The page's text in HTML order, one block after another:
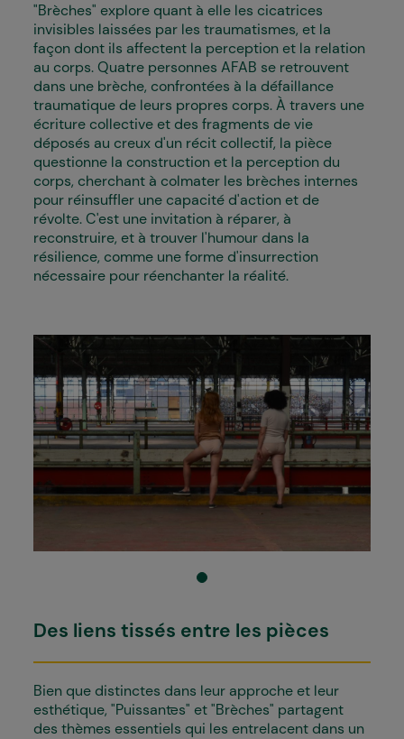
"Brèches" explore quant à elle les cicatrices
invisibles laissées par les traumatismes, et la
façon dont ils affectent la perception et la relation
au corps. Quatre personnes AFAB se retrouvent
dans une brèche, confrontées à la défaillance
traumatique de leurs propres corps. À travers une
écriture collective et des fragments de vie
déposés au creux d'un récit collectif, la pièce
questionne la construction et la perception du
corps, cherchant à colmater les brèches internes
pour réinsuffler une capacité d'action et de
révolte. C'est une invitation à réparer, à
reconstruire, et à trouver l'humour dans la
résilience, comme une forme d'insurrection
nécessaire pour réenchanter la réalité.
Des liens tissés entre les pièces
Bien que distinctes dans leur approche et leur
esthétique, "Puissant·es" et "Brèches" partagent
des thèmes essentiels qui les entrelacent dans un